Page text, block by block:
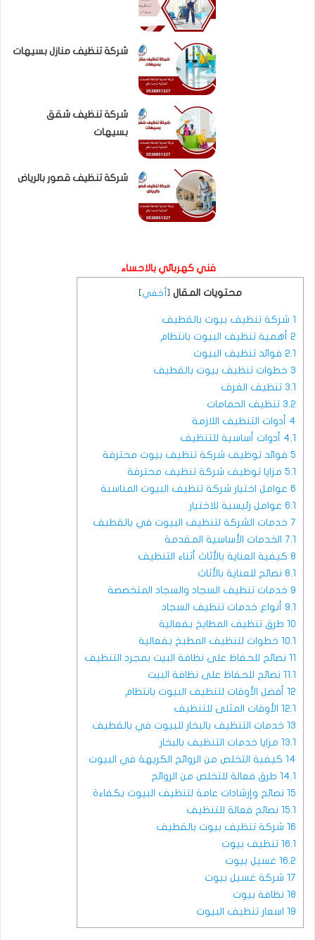
شركة تنظيف منازل بسيهات
شركة تنظيف شقق
بسيهات
شركة تنظيف قصور بالرياض
فني كهربائي بالاحساء
محتويات المقال [ أخفي]
1 شركة تنظيف بيوت بالقطيف
2 أهمية تنظيف البيوت بانتظام
2.1 فوائد تنظيف البيوت
3 خطوات تنظيف بيوت بالقطيف
3.1 تنظيف الغرف
3.2 تنظيف الحمامات
4 أدوات التنظيف اللازمة
4.1 أدوات أساسية للتنظيف
5 فوائد توظيف شركة تنظيف بيوت محترفة
5.1 مزايا توظيف شركة تنظيف محترفة
6 عوامل اختيار شركة تنظيف البيوت المناسبة
6.1 عوامل رئيسية للاختيار
7 خدمات الشركة لتنظيف البيوت في بالقطيف
7.1 الخدمات الأساسية المقدمة
8 كيفية العناية بالأثاث أثناء التنظيف
8.1 نصائح للعناية بالأثاث
9 خدمات تنظيف السجاد والسجاد المتخصصة
9.1 أنواع خدمات تنظيف السجاد
10 طرق تنظيف المطابخ بفعالية
10.1 خطوات لتنظيف المطبخ بفعالية
11 نصائح للحفاظ على نظافة البيت بمجرد التنظيف
11.1 نصائح للحفاظ على نظافة البيت
12 أفضل الأوقات لتنظيف البيوت بانتظام
12.1 الأوقات المثلى للتنظيف
13 خدمات التنظيف بالبخار للبيوت في بالقطيف
13.1 مزايا خدمات التنظيف بالبخار
14 كيفية التخلص من الروائح الكريهة في البيوت
14.1 طرق فعالة للتخلص من الروائح
15 نصائح وإرشادات عامة لتنظيف البيوت بكفاءة
15.1 نصائح فعالة للتنظيف
16 شركة تنظيف بيوت بالقطيف
16.1 تنظيف بيوت
16.2 غسيل بيوت
17 شركة غسيل بيوت
18 نظافة بيوت
19 اسعار تنظيف البيوت